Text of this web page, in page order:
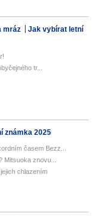
mráz
Jak vybírat letní
tr...
známka 2025
časem Bezz...
znovu...
chlazením